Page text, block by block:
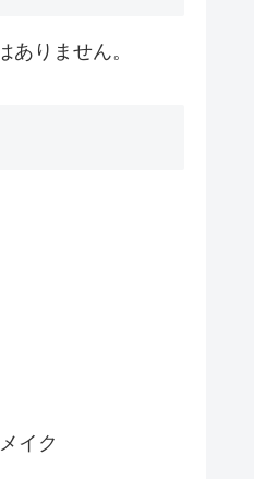
ありません。
イク